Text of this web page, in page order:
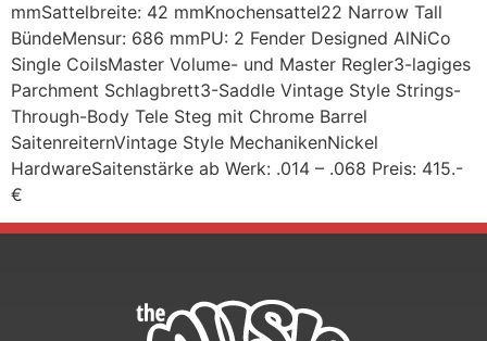
mmSattelbreite: 42 mmKnochensattel22 Narrow Tall
BündeMensur: 686 mmPU: 2 Fender Designed AlNiCo
Single CoilsMaster Volume- und Master Regler3-lagiges
Parchment Schlagbrett3-Saddle Vintage Style Strings-
Through-Body Tele Steg mit Chrome Barrel
SaitenreiternVintage Style MechanikenNickel
HardwareSaitenstärke ab Werk: .014 – .068 Preis: 415.-
€